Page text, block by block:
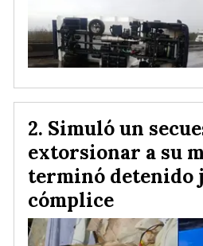
Simuló un
extorsionar a su
terminó detenido
cómplice